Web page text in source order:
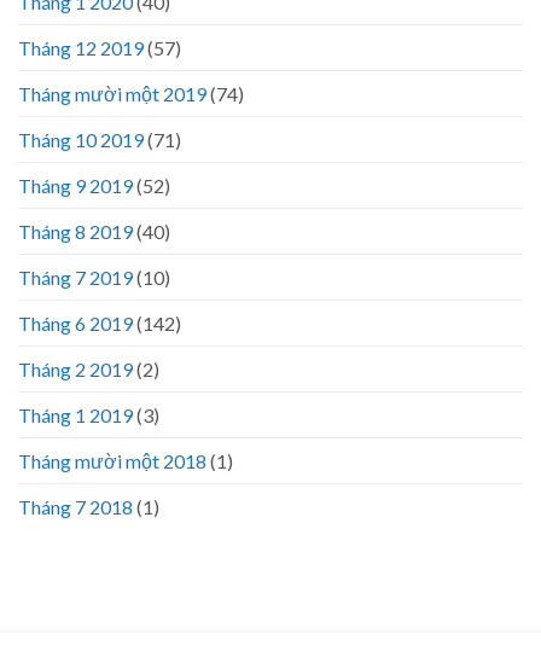
Tháng 12 2019(57)
Tháng mười một 2019(74)
Tháng 10 2019(71)
Tháng 9 2019(52)
Tháng 8 2019(40)
Tháng 7 2019(10)
Tháng 6 2019(142)
Tháng 2 2019(2)
Tháng 1 2019(3)
Tháng mười một 2018 (1)
Tháng 7 2018 (1)